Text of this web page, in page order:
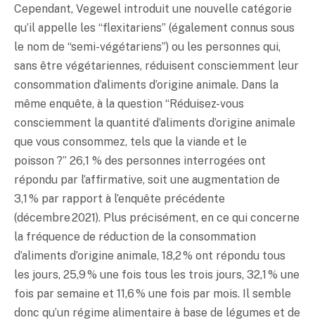
Cependant, Vegewel introduit une nouvelle catégorie
qu’il appelle les “flexitariens” (également connus sous
le nom de “semi-végétariens”) ou les personnes qui,
sans être végétariennes, réduisent consciemment leur
consommation d’aliments d’origine animale. Dans la
même enquête, à la question “Réduisez-vous
consciemment la quantité d’aliments d’origine animale
que vous consommez, tels que la viande et le
poisson ?” 26,1 % des personnes interrogées ont
répondu par l’affirmative, soit une augmentation de
3,1 % par rapport à l’enquête précédente
(décembre 2021). Plus précisément, en ce qui concerne
la fréquence de réduction de la consommation
d’aliments d’origine animale, 18,2 % ont répondu tous
les jours, 25,9 % une fois tous les trois jours, 32,1 % une
fois par semaine et 11,6 % une fois par mois. Il semble
donc qu’un régime alimentaire à base de légumes et de